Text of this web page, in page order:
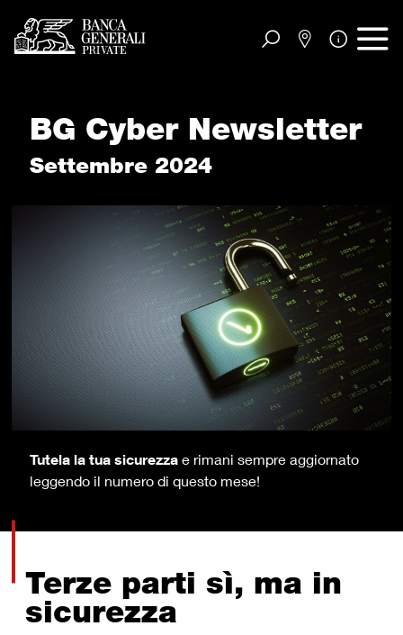
Vai al contenuto principale
BG Cyber Newsletter
Settembre 2024
Tutela la tua sicurezza e rimani sempre aggiornato
leggendo il numero di questo mese!
Terze parti sì, ma in
sicurezza